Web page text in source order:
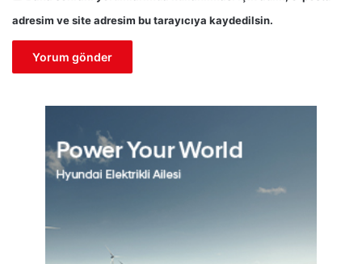
adresim ve site adresim bu tarayıcıya kaydedilsin.